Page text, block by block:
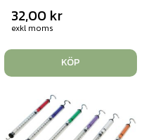
32,00 kr
exkl moms
KÖP